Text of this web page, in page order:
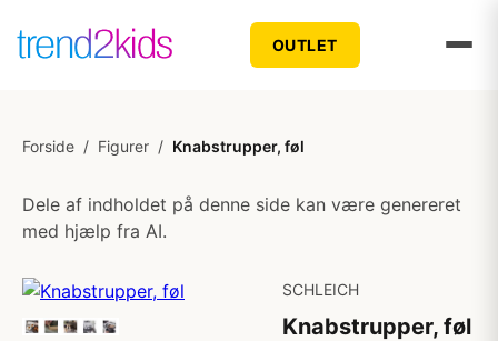
OUTLET
Forside / Figurer / Knabstrupper, føl
Dele af indholdet på denne side kan være genereret
med hjælp fra AI.
SCHLEICH
Knabstrupper, føl